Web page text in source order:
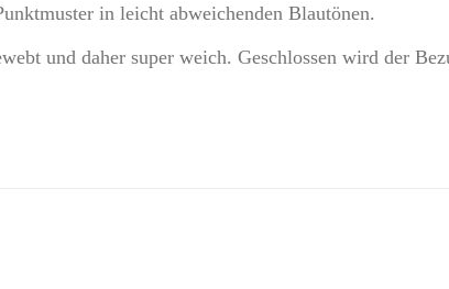
in leicht abweichenden Blautönen.
und daher super weich. Geschlossen wird der